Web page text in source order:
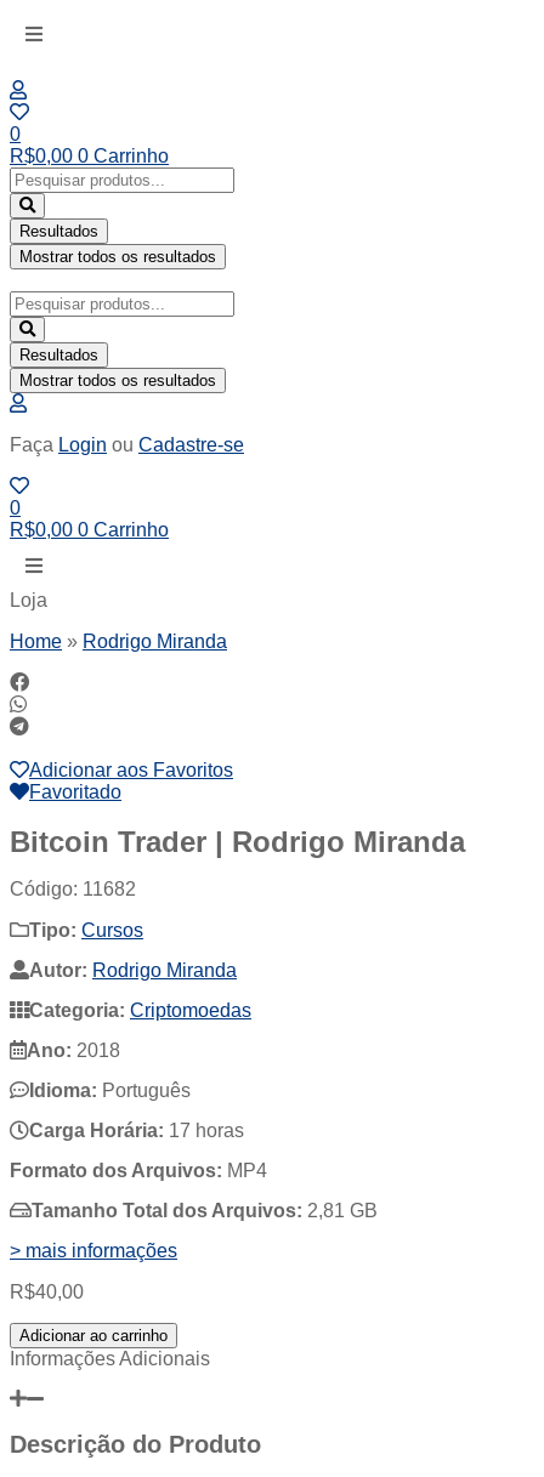
para
conteúdo
0
R$0,00 0 Carrinho
Pesquisar
...
Resultados
Mostrar todos os resultados
Pesquisar
...
Resultados
Mostrar todos os resultados
Faça Login ou Cadastre-se
0
R$0,00 0 Carrinho
Loja
Home » Rodrigo Miranda
Adicionar aos Favoritos
Favoritado
Bitcoin Trader | Rodrigo Miranda
Código: 11682
Tipo: Cursos
Autor: Rodrigo Miranda
Categoria: Criptomoedas
Ano: 2018
Idioma: Português
Carga Horária: 17 horas
Formato dos Arquivos: MP4
Tamanho Total dos Arquivos: 2,81 GB
> mais informações
R$40,00
Bitcoin
Trader
Rodrigo
quantidade
Adicionar ao carrinho
Informações Adicionais
Descrição do Produto